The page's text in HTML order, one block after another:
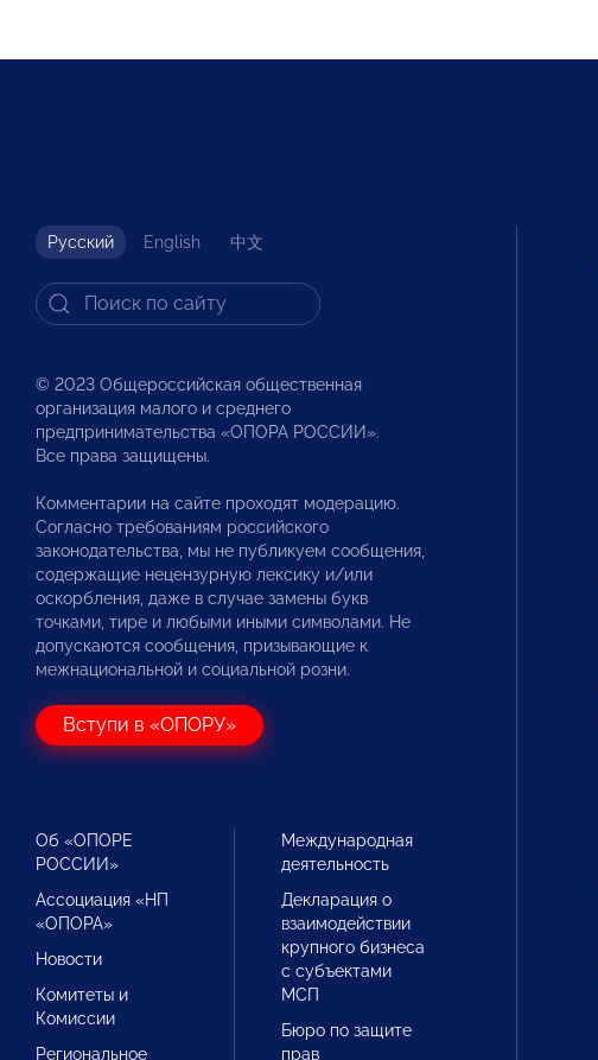
Русский English 中文
© 2023 Общероссийская общественная
организация малого и среднего
предпринимательства «ОПОРА РОССИИ».
Все права защищены.
Комментарии на сайте проходят модерацию.
Согласно требованиям российского
законодательства, мы не публикуем сообщения,
содержащие нецензурную лексику и/или
оскорбления, даже в случае замены букв
точками, тире и любыми иными символами. Не
допускаются сообщения, призывающие к
межнациональной и социальной розни.
Вступи в «ОПОРУ»
Об «ОПОРЕ
РОССИИ»
Ассоциация «НП
«ОПОРА»
Новости
Комитеты и
Комиссии
Региональное
Международная
деятельность
Декларация о
взаимодействии
крупного бизнеса
с субъектами
МСП
Бюро по защите
прав